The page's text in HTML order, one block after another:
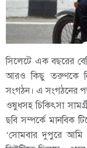
সিলেটে এক বছরের
আরও কিছু তরুণকে
সংগঠন। এ সংগঠনের
ওষুধসহ চিকিৎসা
ছবি সম্পর্কে মানবিক
‘সোমবার দুপুরে আমি